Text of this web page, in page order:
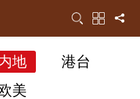
地
港台
美